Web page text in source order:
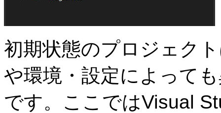
初期状態のプロジェク
や環境・設定によって
です。ここではVisual